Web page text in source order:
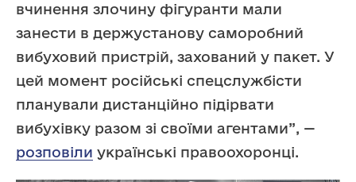
вчинення злочину фігуранти мали
занести в держустанову саморобний
вибуховий пристрій, захований у пакет. У
цей момент російські спецслужбісти
планували дистанційно підірвати
вибухівку разом зі своїми агентами”, —
розповіли українські правоохоронці.